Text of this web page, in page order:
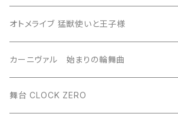
オトメライブ 猛獣使いと王子様
カーニヴァル 始まりの輪舞曲
舞台 CLOCK ZERO